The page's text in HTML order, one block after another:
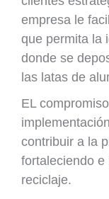
empresa le
que permita la
donde se
las latas de
EL
contribuir a la
fortaleciendo e
reciclaje.